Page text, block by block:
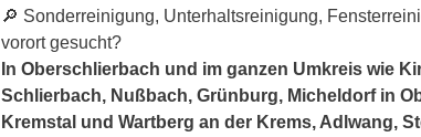
🔎 Sonderreinigung, Unterhaltsreinigung,
vorort gesucht?
In Oberschlierbach und im ganzen Umkreis wie
Schlierbach, Nußbach, Grünburg, Micheldorf in
Kremstal und Wartberg an der Krems, Adlwang,